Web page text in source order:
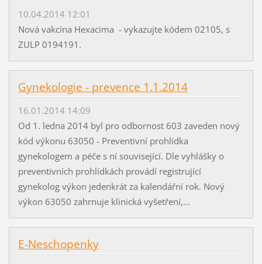
10.04.2014 12:01
Nová vakcína Hexacima - vykazujte kódem 02105, s
ZULP 0194191.
Gynekologie - prevence 1.1.2014
16.01.2014 14:09
Od 1. ledna 2014 byl pro odbornost 603 zaveden nový
kód výkonu 63050 - Preventivní prohlídka
gynekologem a péče s ní související. Dle vyhlášky o
preventivních prohlídkách provádí registrující
gynekolog výkon jedenkrát za kalendářní rok. Nový
výkon 63050 zahrnuje klinická vyšetření,...
E-Neschopenky